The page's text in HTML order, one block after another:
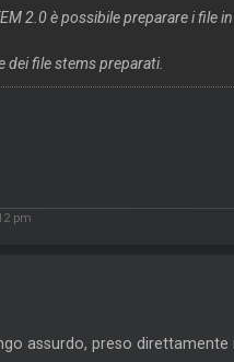
2.0 è possibile preparare i file
dei file stems preparati.
pm
assurdo, preso